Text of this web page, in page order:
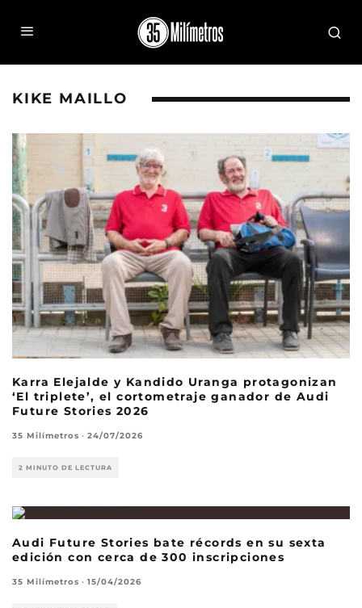
KIKE MAILLO
Karra Elejalde y Kandido Uranga protagonizan
‘El triplete’, el cortometraje ganador de Audi
Future Stories 2026
35 Milímetros · 24/07/2026
2 MINUTO DE LECTURA
Audi Future Stories bate récords en su sexta
edición con cerca de 300 inscripciones
35 Milímetros · 15/04/2026